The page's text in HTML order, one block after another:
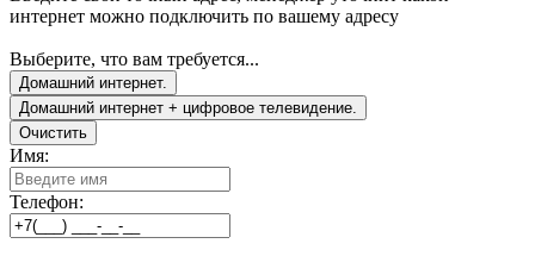
интернет можно подключить по вашему адресу
Выберите, что вам требуется...
Домашний интернет.
Домашний интернет + цифровое телевидение.
Очистить
Имя:
Телефон: